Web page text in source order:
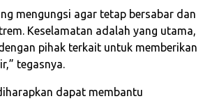
mengungsi agar tetap bersabar dan
Keselamatan adalah yang utama,
pihak terkait untuk memberikan
tegasnya.
dapat membantu